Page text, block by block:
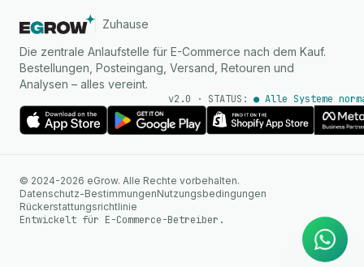
Zuhause
Die zentrale Anlaufstelle für E-Commerce nach dem Kauf.
Bestellungen, Posteingang, Versand, Retouren und
Analysen – alles vereint.
v2.0 · STATUS: ● Alle Systeme
© 2024-2026 eGrow. Alle Rechte vorbehalten.
Datenschutz-BestimmungenNutzungsbedingungen
Rückerstattungsrichtlinie
Entwickelt für E-Commerce-Betreiber.
Sofortige Antworten auf
WhatsApp